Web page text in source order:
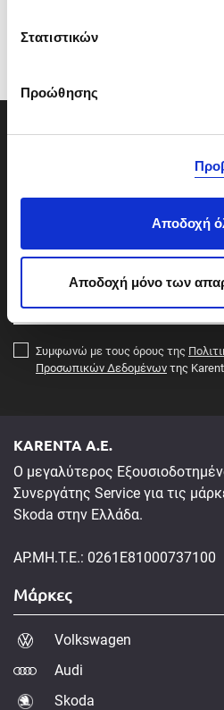
Στατιστικών
Προώθησης
Αποδοχή
Αποδοχή μόνο των
Δυνατότητα
Εγγραφή στο
Ενημερωθείτε πρώτοι για τα
Karenta στα νέα και
σε πακέτα service.
Συμφωνώ με τους όρους της
Προσωπικών Δεδομένων της
KARENTA A.E.
Ο μεγαλύτερος
Συνεργάτης Service για τις
Skoda στην Ελλάδα.
ΑΡ.ΜΗ.Τ.Ε.: 0261E81000737100
Μάρκες
Volkswagen
Audi
Skoda